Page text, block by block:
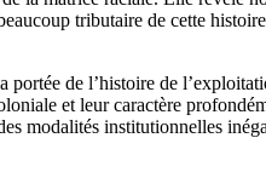
tributaire de cette
de l’histoire de
et leur caractère
modalités institutionnelles